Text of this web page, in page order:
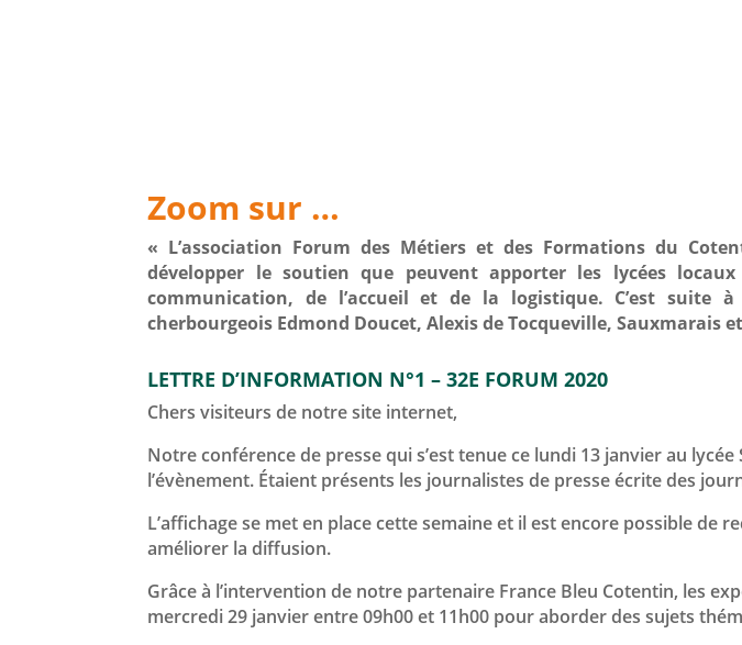
Zoom sur …
« L’association Forum des Métiers et des Formations du
développer le soutien que peuvent apporter les lycées
communication, de l’accueil et de la logistique. C’est
cherbourgeois Edmond Doucet, Alexis de Tocqueville,
LETTRE D’INFORMATION N°1 – 32E FORUM 2020
Chers visiteurs de notre site internet,
Notre conférence de presse qui s’est tenue ce lundi 13 janvier au
l’évènement. Étaient présents les journalistes de presse écrite des
L’affichage se met en place cette semaine et il est encore possible
améliorer la diffusion.
Grâce à l’intervention de notre partenaire France Bleu Cotentin, les
mercredi 29 janvier entre 09h00 et 11h00 pour aborder des sujets